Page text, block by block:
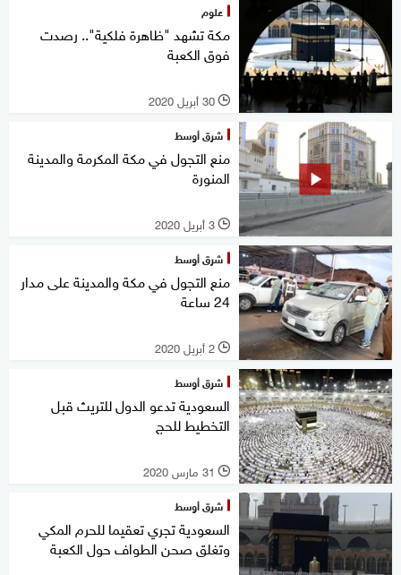
علوم
مكة تشهد "ظاهرة فلكية".. رصدت
فوق الكعبة
l 30 أبريل 2020
شرق أوسط
منع التجول في مكة المكرمة والمدينة
المنورة
l 3 أبريل 2020
شرق أوسط
منع التجول في مكة والمدينة على مدار
24 ساعة
l 2 أبريل 2020
شرق أوسط
السعودية تدعو الدول للتريث قبل
التخطيط للحج
l 31 مارس 2020
شرق أوسط
السعودية تجري تعقيما للحرم المكي
وتغلق صحن الطواف حول الكعبة